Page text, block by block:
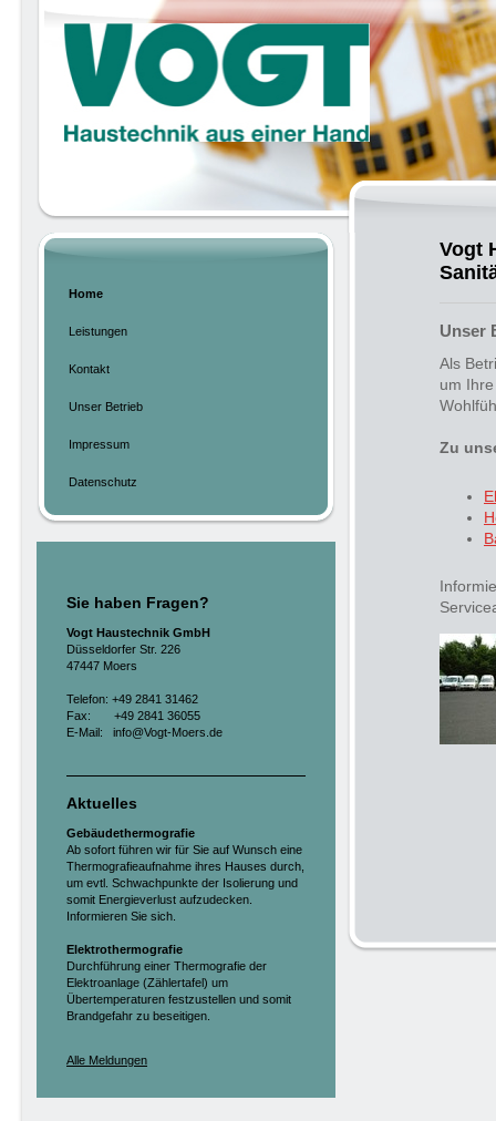
Vogt
Unser
Als
um
Zu
Home
Leistungen
Kontakt
Unser Betrieb
Impressum
Datenschutz
Sie haben Fragen?
Vogt Haustechnik GmbH
Düsseldorfer Str. 226
47447 Moers
Telefon: +49 2841 31462
Fax: +49 2841 36055
E-Mail: info@Vogt-Moers.de
Aktuelles
Gebäudethermografie
Ab sofort führen wir für Sie auf Wunsch eine
Thermografieaufnahme ihres Hauses durch,
um evtl. Schwachpunkte der Isolierung und
somit Energieverlust aufzudecken.
Informieren Sie sich.
Elektrothermografie
Durchführung einer Thermografie der
Elektroanlage (Zählertafel) um
Übertemperaturen festzustellen und somit
Brandgefahr zu beseitigen.
Alle Meldungen